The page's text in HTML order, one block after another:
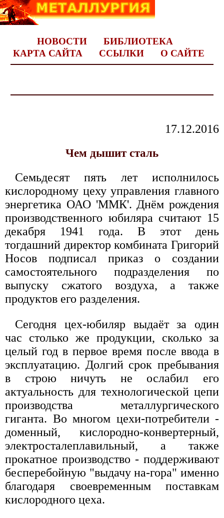
НОВОСТИ
БИБЛИОТЕКА
КАРТА САЙТА
ССЫЛКИ О САЙТЕ
17.12.2016
Чем дышит сталь
Семьдесят пять лет исполнилось
кислородному цеху управления главного
энергетика ОАО 'ММК'. Днём рождения
производственного юбиляра считают 15
декабря 1941 года. В этот день
тогдашний директор комбината Григорий
Носов подписал приказ о создании
самостоятельного подразделения по
выпуску сжатого воздуха, а также
продуктов его разделения.
Сегодня цех-юбиляр выдаёт за один
час столько же продукции, сколько за
целый год в первое время после ввода в
эксплуатацию. Долгий срок пребывания
в строю ничуть не ослабил его
актуальность для технологической цепи
производства металлургического
гиганта. Во многом цехи-потребители -
доменный, кислородно-конвертерный,
электросталеплавильный, а также
прокатное производство - поддерживают
бесперебойную "выдачу на-гора" именно
благодаря своевременным поставкам
кислородного цеха.